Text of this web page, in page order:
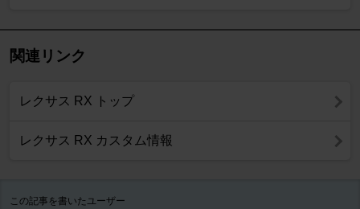
関連リンク
レクサス RX トップ
レクサス RX カスタム情報
この記事を書いたユーザー